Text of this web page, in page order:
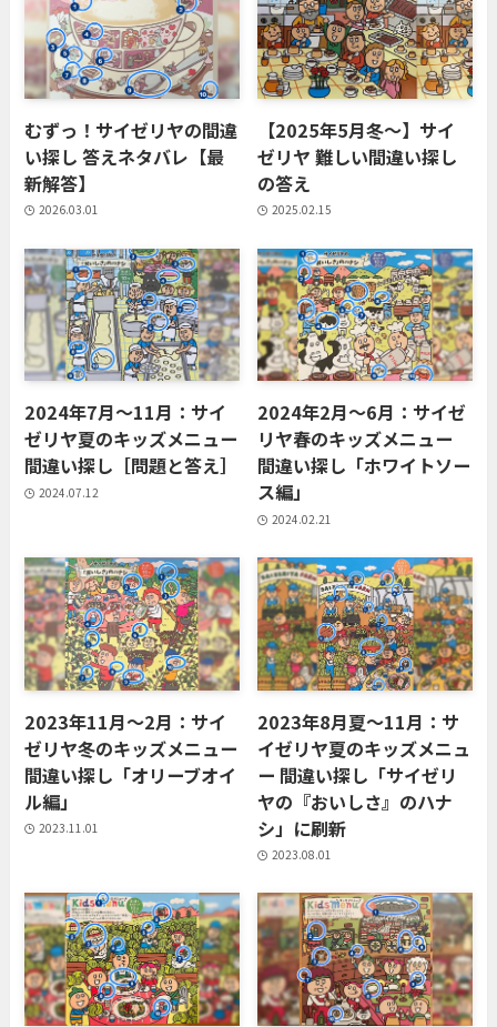
むずっ！サイゼリヤの間違
い探し 答えネタバレ【最
新解答】
2026.03.01
【2025年5月冬〜】サイ
ゼリヤ 難しい間違い探し
の答え
2025.02.15
2024年7月〜11月：サイ
ゼリヤ夏のキッズメニュー
間違い探し［問題と答え］
2024.07.12
2024年2月〜6月：サイゼ
リヤ春のキッズメニュー
間違い探し「ホワイトソー
ス編」
2024.02.21
2023年11月〜2月：サイ
ゼリヤ冬のキッズメニュー
間違い探し「オリーブオイ
ル編」
2023.11.01
2023年8月夏〜11月：サ
イゼリヤ夏のキッズメニュ
ー 間違い探し「サイゼリ
ヤの『おいしさ』のハナ
シ」に刷新
2023.08.01